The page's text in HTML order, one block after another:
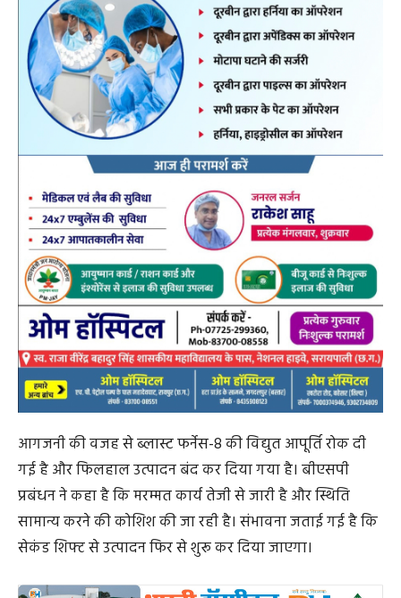
आगजनी की वजह से ब्लास्ट फर्नेस-8 की विद्युत आपूर्ति रोक दी
गई है और फिलहाल उत्पादन बंद कर दिया गया है। बीएसपी
प्रबंधन ने कहा है कि मरम्मत कार्य तेजी से जारी है और स्थिति
सामान्य करने की कोशिश की जा रही है। संभावना जताई गई है कि
सेकंड शिफ्ट से उत्पादन फिर से शुरू कर दिया जाएगा।